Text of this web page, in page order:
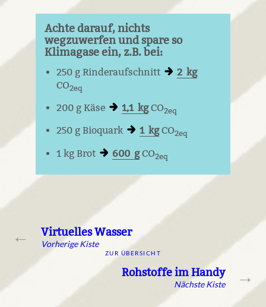
Achte darauf, nichts
wegzuwerfen und spare so
Klimagase ein, z.B. bei:
250 g Rinderaufschnitt
2 kg
CO2eq
200 g Käse 1,1 kgCO2eq
250 g Bioquark 1 kgCO2eq
1 kg Brot 600 gCO2eq
← Vorherige Kiste
Virtuelles Wasser
ZUR ÜBERSICHT
Nächste Kiste
Rohstoffe im Handy →